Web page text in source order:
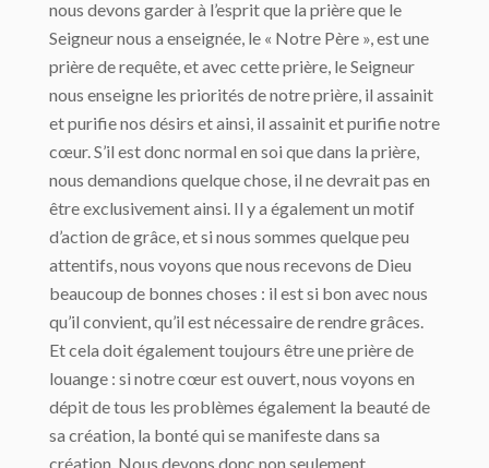
nous devons garder à l’esprit que la prière que le
Seigneur nous a enseignée, le « Notre Père », est une
prière de requête, et avec cette prière, le Seigneur
nous enseigne les priorités de notre prière, il assainit
et purifie nos désirs et ainsi, il assainit et purifie notre
cœur. S’il est donc normal en soi que dans la prière,
nous demandions quelque chose, il ne devrait pas en
être exclusivement ainsi. Il y a également un motif
d’action de grâce, et si nous sommes quelque peu
attentifs, nous voyons que nous recevons de Dieu
beaucoup de bonnes choses : il est si bon avec nous
qu’il convient, qu’il est nécessaire de rendre grâces.
Et cela doit également toujours être une prière de
louange : si notre cœur est ouvert, nous voyons en
dépit de tous les problèmes également la beauté de
sa création, la bonté qui se manifeste dans sa
création. Nous devons donc non seulement